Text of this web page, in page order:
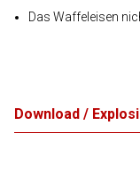
Das Waffeleisen
Download /